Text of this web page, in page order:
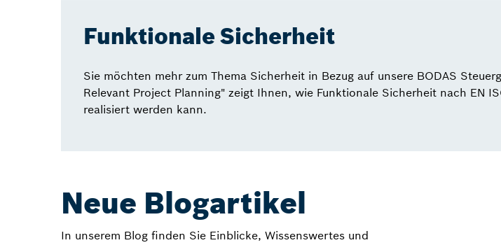
Funktionale Sicherheit
Sie möchten mehr zum Thema Sicherheit in Bezug auf unsere BODAS
Relevant Project Planning" zeigt Ihnen, wie Funktionale Sicherheit nach EN
realisiert werden kann.
Neue Blogartikel
In unserem Blog finden Sie Einblicke, Wissenswertes und